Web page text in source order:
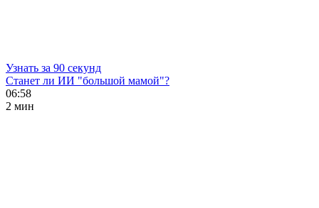
Узнать за 90 секунд
Станет ли ИИ "большой мамой"?
06:58
2 мин